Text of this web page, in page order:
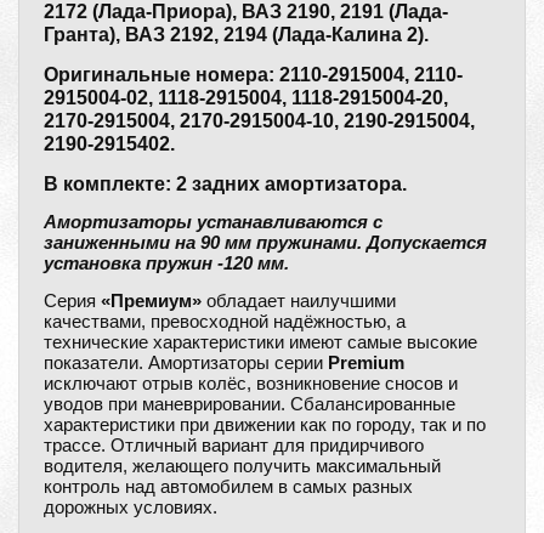
2172 (Лада-Приора), ВАЗ 2190, 2191 (Лада-
Гранта), ВАЗ 2192, 2194 (Лада-Калина 2).
Оригинальные номера: 2110-2915004, 2110-
2915004-02, 1118-2915004, 1118-2915004-20,
2170-2915004, 2170-2915004-10, 2190-2915004,
2190-2915402.
В комплекте: 2 задних амортизатора.
Амортизаторы устанавливаются с
заниженными на 90 мм пружинами. Допускается
установка пружин -120 мм.
Серия «Премиум» обладает наилучшими
качествами, превосходной надёжностью, а
технические характеристики имеют самые высокие
показатели. Амортизаторы серии Premium
исключают отрыв колёс, возникновение сносов и
уводов при маневрировании. Сбалансированные
характеристики при движении как по городу, так и по
трассе. Отличный вариант для придирчивого
водителя, желающего получить максимальный
контроль над автомобилем в самых разных
дорожных условиях.